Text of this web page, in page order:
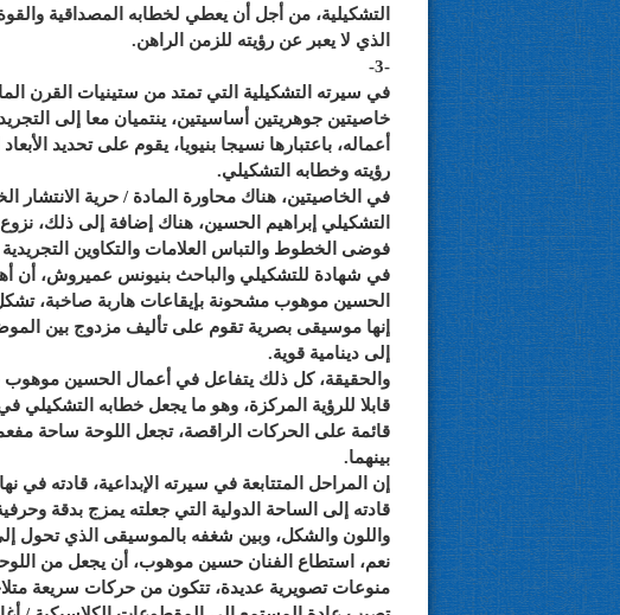
التشكيلية، من أجل أن يعطي لخطابه المصداقية
الذي لا يعبر عن رؤيته للزمن الراهن.
-3-
في سيرته التشكيلية التي تمتد من ستينيات القرن
خاصيتين جوهريتين أساسيتين، ينتميان معا إلى
أعماله، باعتبارها نسيجا بنيويا، يقوم على تحديد
رؤيته وخطابه التشكيلي.
في الخاصيتين، هناك محاورة المادة / حرية
التشكيلي إبراهيم الحسين، هناك إضافة إلى ذلك،
فوضى الخطوط والتباس العلامات والتكاوين
في شهادة للتشكيلي والباحث بنيونس عميروش، أن
الحسين موهوب مشحونة بإيقاعات هاربة صاخبة،
إنها موسيقى بصرية تقوم على تأليف مزدوج بين
إلى دينامية قوية.
والحقيقة، كل ذلك يتفاعل في أعمال الحسين موهوب
قابلا للرؤية المركزة، وهو ما يجعل خطابه
قائمة على الحركات الراقصة، تجعل اللوحة ساحة
بينهما.
إن المراحل المتتابعة في سيرته الإبداعية، قادته
قادته إلى الساحة الدولية التي جعلته يمزج بدقة
واللون والشكل، وبين شغفه بالموسيقى الذي تحول
نعم، استطاع الفنان حسين موهوب، أن يجعل من
منوعات تصويرية عديدة، تتكون من حركات سريعة